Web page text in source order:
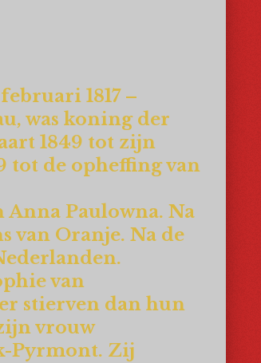
1817 –
was koning der
1849 tot zijn
tot de opheffing van
Paulowna. Na
van Oranje. Na de
van
stierven dan hun
vrouw
Pyrmont. Zij